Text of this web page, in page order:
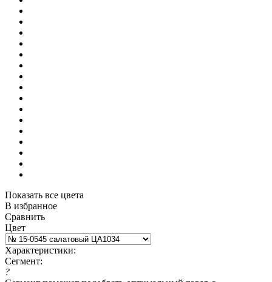
Показать все цвета
В избранное
Сравнить
Цвет
Характеристики:
Сегмент:
?